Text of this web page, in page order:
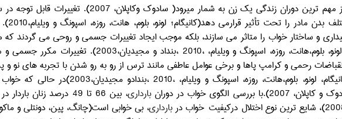
از مهم ترین دوران زندگی یک زن به شمار
های
و ساختار خواب را متاثر می سازند، بلكه موجب ایجاد تغییرات جسمی و روحی می گردند که
(کانیگام،لونو، بلوم،هانت، روزه، اسپونگ و ویلیام،
رحمی و کرامپ پاها و برخی عوامل عاطفی مانند ترس از رو به رو شدن با تجربه های
شوند (کانیگام، لونو، بلوم،هانت، روزه،
بررسی الگوی خواب در دوران
بارداری
، بین 66 تا 49 درصد
خواب دربارداری، بی خوابی است(چانگ، پین، دونتلی و ماکونس ،2010).بیشترین